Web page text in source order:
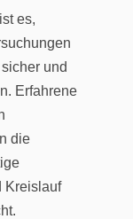
es,
und
Erfahrene
die
Kreislauf